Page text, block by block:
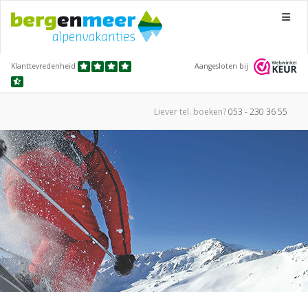
Menu
Klanttevredenheid Aangesloten bij
Liever tel. boeken?053 - 230 36 55